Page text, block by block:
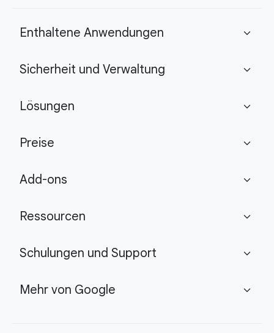
Enthaltene Anwendungen expand_more
Sicherheit und Verwaltung expand_more
Lösungen expand_more
Preise expand_more
Add-ons expand_more
Ressourcen expand_more
Schulungen und Support expand_more
Mehr von Google expand_more